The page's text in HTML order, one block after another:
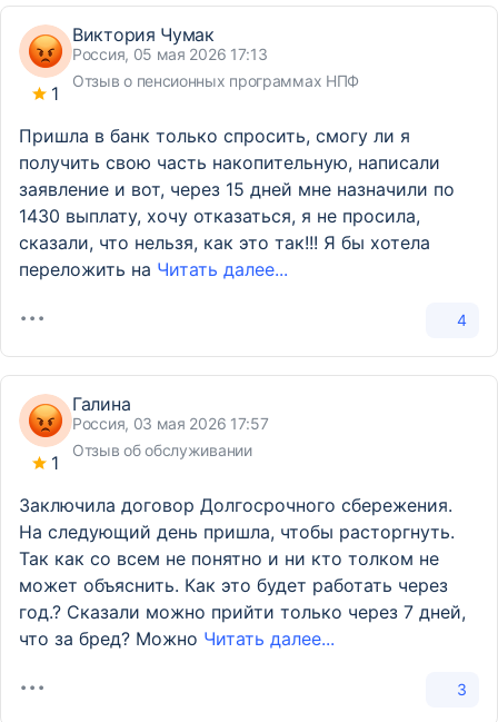
1
Виктория Чумак
Россия, 05 мая 2026 17:13
Отзыв о пенсионных программах НПФ
Пришла в банк только спросить, смогу ли я
получить свою часть накопительную, написали
заявление и вот, через 15 дней мне назначили по
1430 выплату, хочу отказаться, я не просила,
сказали, что нельзя, как это так!!! Я бы хотела
переложить на Читать далее...
4
1
Галина
Россия, 03 мая 2026 17:57
Отзыв об обслуживании
Заключила договор Долгосрочного сбережения.
На следующий день пришла, чтобы расторгнуть.
Так как со всем не понятно и ни кто толком не
может объяснить. Как это будет работать через
год.? Сказали можно прийти только через 7 дней,
что за бред? Можно Читать далее...
3